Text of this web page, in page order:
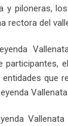
y piloneras,
rectora del
que
Vallenata.